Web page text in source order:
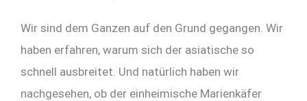
Wir sind dem Ganzen auf den Grund gegangen. Wir
haben erfahren, warum sich der asiatische so
schnell ausbreitet. Und natürlich haben wir
nachgesehen, ob der einheimische Marienkäfer